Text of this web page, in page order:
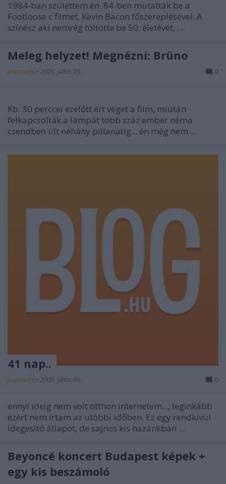
1984-ban születtem én. 84-ben mutatták be a
Footloose c filmet, Kevin Bacon főszereplésével. A
színész aki nemrég töltötte be 50. életévét, ...
Meleg helyzet! Megnézni: Brüno
poprocks • 2009. július 09. 0
Kb. 30 perccel ezelőtt ért véget a film, miután
felkapcsolták a lámpát több száz ember néma
csendben ült néhány pillanatig... én még nem ...
41 nap..
poprocks • 2009. július 06. 0
ennyi ideig nem volt otthon internetem..., leginkább
ezért nem írtam az utóbbi időben. Ez egy rendkívül
idegesítő állapot, de sajnos kis hazánkban ...
Beyoncé koncert Budapest képek +
egy kis beszámoló